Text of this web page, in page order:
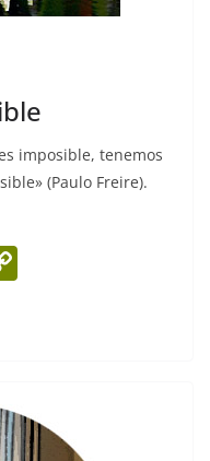
imposible, tenemos
(Paulo Freire).
Li
n